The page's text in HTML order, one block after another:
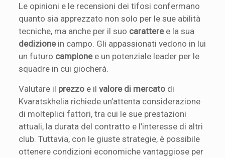
Le opinioni e le recensioni dei tifosi confermano
quanto sia apprezzato non solo per le sue abilità
tecniche, ma anche per il suo caratteree la sua
dedizionein campo. Gli appassionati vedono in lui
un futuro campionee un potenziale leader per le
squadre in cui giocherà.
Valutare il prezzo e ilvalore di mercato di
Kvaratskhelia richiede un’attenta considerazione
di molteplici fattori, tra cui le sue prestazioni
attuali, la durata del contratto e l’interesse di altri
club. Tuttavia, con le giuste strategie, è possibile
ottenere condizioni economiche vantaggiose per